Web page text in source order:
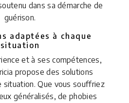
dans sa démarche de
guérison.
adaptées à chaque
situation
et à ses compétences,
propose des solutions
situation. Que vous souffriez
généralisés, de phobies